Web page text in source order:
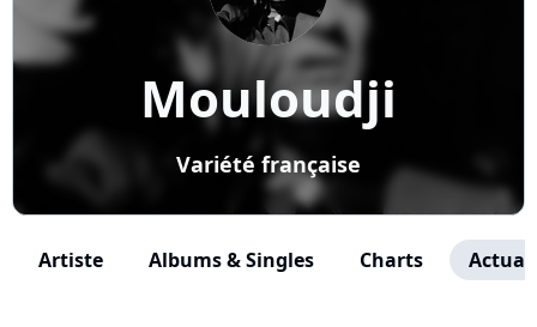
Mouloudji
Variété française
Artiste Albums & Singles Charts